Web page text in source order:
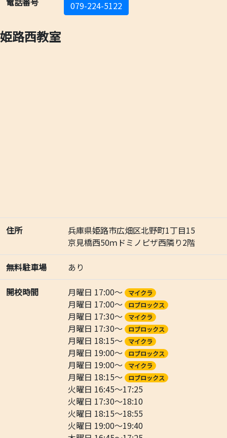
079-224-5122
姫路西教室
住所
兵庫県姫路市広畑区北野町1丁目15
京見橋西50ｍドミノピザ西隣り2階
無料駐車場 あり
開校時間 月曜日 17:00～ マイクラ
月曜日 17:00～ ロブロックス
月曜日 17:30～ マイクラ
月曜日 17:30～ ロブロックス
月曜日 18:15～ マイクラ
月曜日 19:00～ ロブロックス
月曜日 19:00～ マイクラ
月曜日 18:15～ ロブロックス
火曜日 16:45～17:25
火曜日 17:30～18:10
火曜日 18:15～18:55
火曜日 19:00～19:40